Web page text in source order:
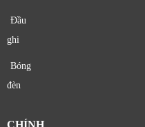
Đầu
ghi
Bóng
đèn
CHÍNH